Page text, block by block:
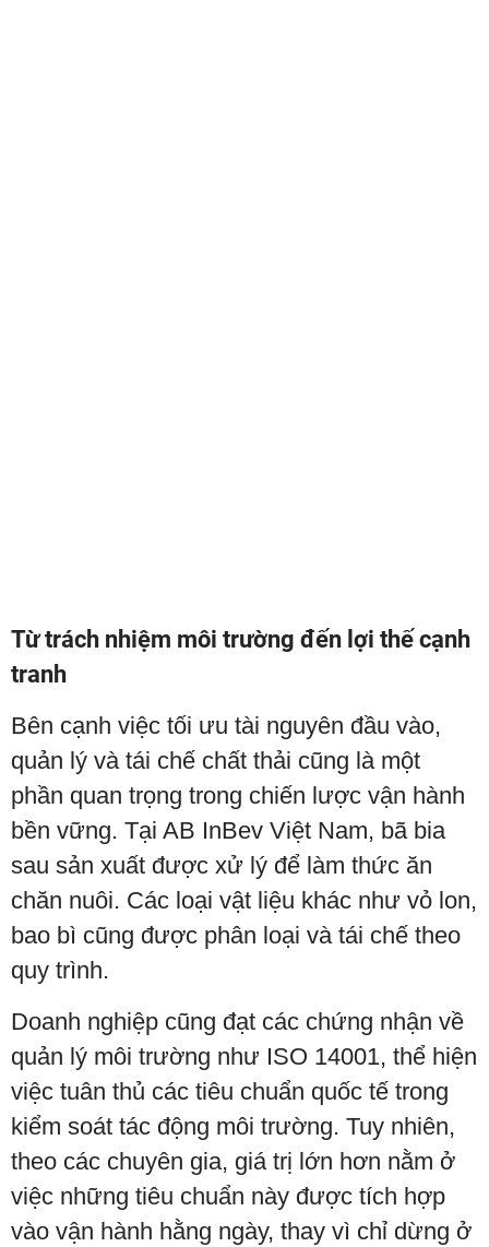
Từ trách nhiệm môi trường đến lợi thế cạnh
tranh
Bên cạnh việc tối ưu tài nguyên đầu vào,
quản lý và tái chế chất thải cũng là một
phần quan trọng trong chiến lược vận hành
bền vững. Tại AB InBev Việt Nam, bã bia
sau sản xuất được xử lý để làm thức ăn
chăn nuôi. Các loại vật liệu khác như vỏ lon,
bao bì cũng được phân loại và tái chế theo
quy trình.
Doanh nghiệp cũng đạt các chứng nhận về
quản lý môi trường như ISO 14001, thể hiện
việc tuân thủ các tiêu chuẩn quốc tế trong
kiểm soát tác động môi trường. Tuy nhiên,
theo các chuyên gia, giá trị lớn hơn nằm ở
việc những tiêu chuẩn này được tích hợp
vào vận hành hằng ngày, thay vì chỉ dừng ở